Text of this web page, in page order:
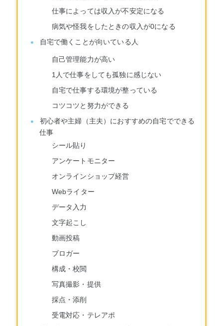
仕事によっては収入が不安定になる
病気や怪我をしたときの収入が0になる
自宅で働くことが向いている人
自己管理能力が高い
1人で仕事をしても孤独に感じない
自宅で仕事する環境が整っている
コツコツと努力ができる
初心者や主婦（主夫）におすすめの自宅でできる
仕事
シール貼り
アンケートモニター
オンラインショップ経営
Webライター
データ入力
文字起こし
動画投稿
ブロガー
構成・校閲
写真撮影・提供
採点・添削
受電対応・テレアポ